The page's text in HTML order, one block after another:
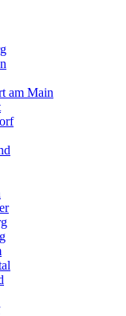
am Main